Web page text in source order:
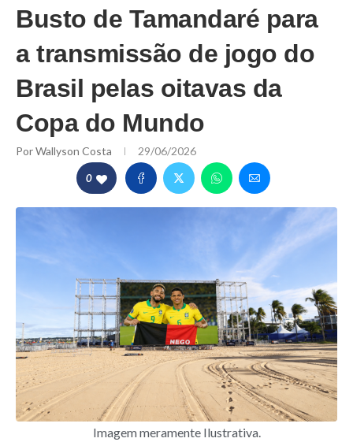
Busto de Tamandaré para
a transmissão de jogo do
Brasil pelas oitavas da
Copa do Mundo
PorWallyson Costa 29/06/2026
0
Imagem meramente Ilustrativa.